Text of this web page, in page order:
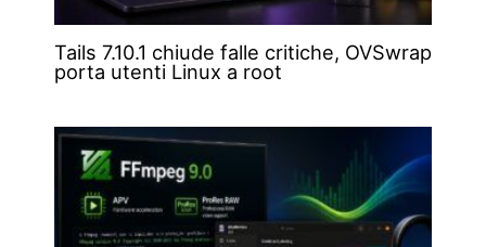
Tails 7.10.1 chiude falle critiche, OVSwrap
porta utenti Linux a root